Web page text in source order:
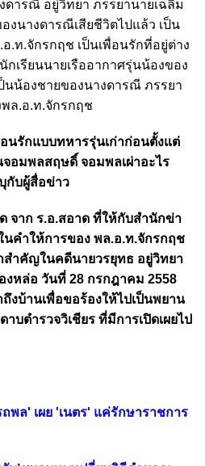
ารณี อยู่วิทยา ภรรยานายเฉลิม
งนางดารณีเสียชีวิตไปแล้ว เป็น
.ท.จักรกฤช เป็นเพื่อนรักที่อยู่ต่าง
กเรียนนายเรืออากาศรุ่นน้องของ
นน้องชายของนางดารณี ภรรยา
พล.อ.ท.จักรกฤช
อนรักแบบทหารรุ่นเก่าก่อนตั้งแต่
อมพลสฤษดิ์ จอมพลเผ่าอะไร
กับผู้สื่อข่าว
จาก ร.อ.สอาด ที่ให้กับสำนักข่า
นคำให้การของ พล.อ.ท.จักรกฤช
ำคัญในคดีนายวรยุทธ อยู่วิทยา
หล่อ วันที่ 28 กรกฎาคม 2558
งบ้านเพื่อขอร้องให้ไปเป็นพยาน
บตำรวจวิเชียร ที่มีการเปิดเผยไป
พล' เผย 'เนตร' แค่รักษาราชการ